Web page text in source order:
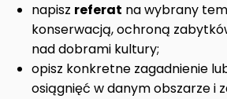
napisz referat na wybrany
konserwacją, ochroną
nad dobrami kultury;
opisz konkretne zagadnienie
osiągnięć w danym obszarze i